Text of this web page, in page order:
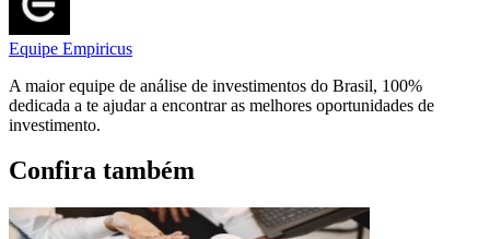
Equipe Empiricus
A maior equipe de análise de investimentos do Brasil, 100%
dedicada a te ajudar a encontrar as melhores oportunidades de
investimento.
Confira também